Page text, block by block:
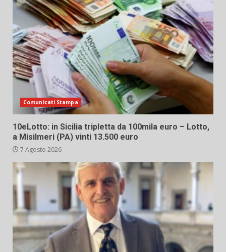
Comunicati Stampa
10eLotto: in Sicilia tripletta da 100mila euro – Lotto,
a Misilmeri (PA) vinti 13.500 euro
7 Agosto 2026